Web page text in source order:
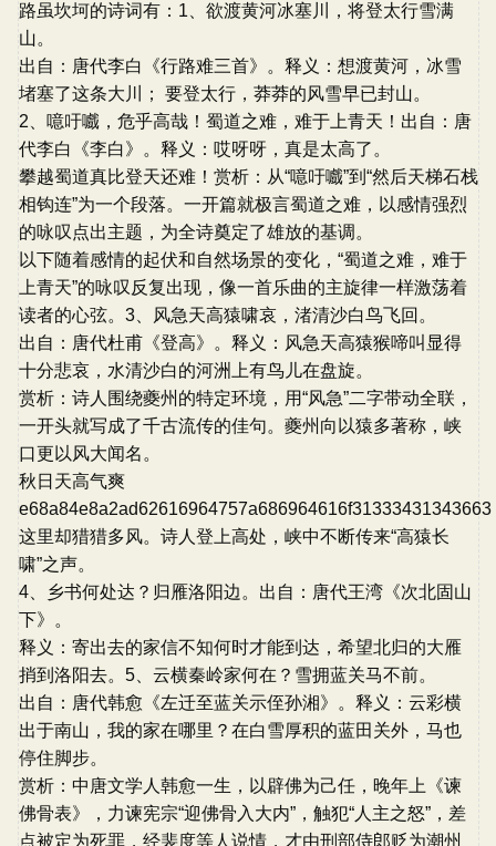
路虽坎坷的诗词有：1、欲渡黄河冰塞川，将登太行雪满
山。
出自：唐代李白《行路难三首》。释义：想渡黄河，冰雪
堵塞了这条大川； 要登太行，莽莽的风雪早已封山。
2、噫吁嚱，危乎高哉！蜀道之难，难于上青天！出自：唐
代李白《李白》。释义：哎呀呀，真是太高了。
攀越蜀道真比登天还难！赏析：从“噫吁嚱”到“然后天梯石栈
相钩连”为一个段落。一开篇就极言蜀道之难，以感情强烈
的咏叹点出主题，为全诗奠定了雄放的基调。
以下随着感情的起伏和自然场景的变化，“蜀道之难，难于
上青天”的咏叹反复出现，像一首乐曲的主旋律一样激荡着
读者的心弦。3、风急天高猿啸哀，渚清沙白鸟飞回。
出自：唐代杜甫《登高》。释义：风急天高猿猴啼叫显得
十分悲哀，水清沙白的河洲上有鸟儿在盘旋。
赏析：诗人围绕夔州的特定环境，用“风急”二字带动全联，
一开头就写成了千古流传的佳句。夔州向以猿多著称，峡
口更以风大闻名。
秋日天高气爽
e68a84e8a2ad62616964757a686964616f31333431343663
这里却猎猎多风。诗人登上高处，峡中不断传来“高猿长
啸”之声。
4、乡书何处达？归雁洛阳边。出自：唐代王湾《次北固山
下》。
释义：寄出去的家信不知何时才能到达，希望北归的大雁
捎到洛阳去。5、云横秦岭家何在？雪拥蓝关马不前。
出自：唐代韩愈《左迁至蓝关示侄孙湘》。释义：云彩横
出于南山，我的家在哪里？在白雪厚积的蓝田关外，马也
停住脚步。
赏析：中唐文学人韩愈一生，以辟佛为己任，晚年上《谏
佛骨表》，力谏宪宗“迎佛骨入大内”，触犯“人主之怒”，差
点被定为死罪，经裴度等人说情，才由刑部侍郎贬为潮州